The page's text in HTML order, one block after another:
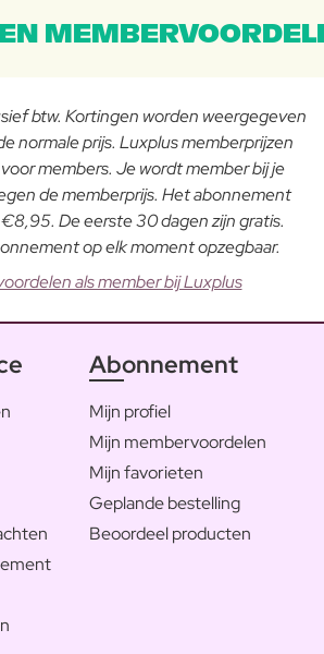
btw. Kortingen worden weergegeven
normale prijs. Luxplus memberprijzen
members. Je wordt member bij je
de memberprijs. Het abonnement
De eerste 30 dagen zijn gratis.
op elk moment opzegbaar.
als member bij Luxplus
Abonnement
Mijn profiel
Mijn membervoordelen
Mijn favorieten
Geplande bestelling
Beoordeel producten